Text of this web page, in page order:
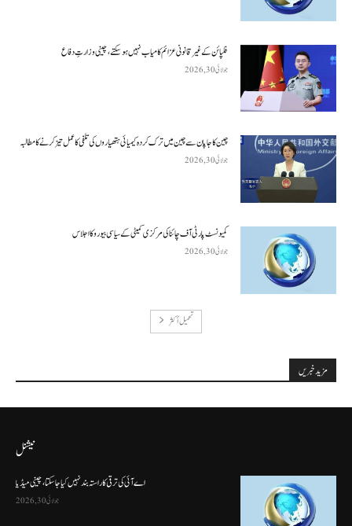
فلپائن کے غیر قانونی عزائم کامیاب نہیں ہو سکتے ، چینی وزارتِ دفاع
جولائی 30, 2026
چین کا جاپان سے چین میں ترک کردہ کیمیائی ہتھیاروں کی تلفی کا عمل تیز کرنے کا مطالبہ
جولائی 30, 2026
کمیونسٹ پارٹی آف چائنا کی مرکزی کمیٹی کے سیاسی بیورو کا اجلاس
جولائی 30, 2026
تحميل أكثر
مزید خبریں
نیشنل
اے آئی کی ترقی کا راستہ بند نہیں کیا جا سکتا، چینی میڈیا
جولائی 30, 2026